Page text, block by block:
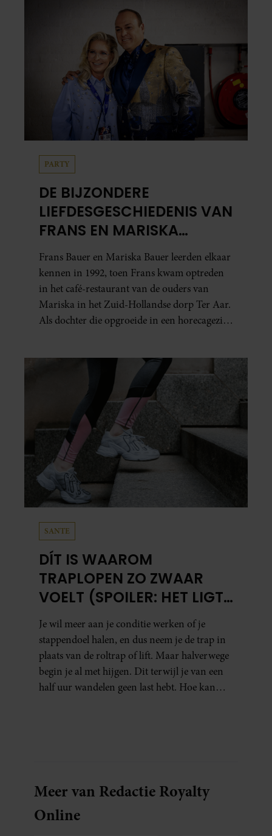
PARTY
DE BIJZONDERE
LIEFDESGESCHIEDENIS VAN
FRANS EN MARISKA
BAUER: OOK IN BED
ELKAARS EERSTE
Frans Bauer en Mariska Bauer leerden elkaar
kennen in 1992, toen Frans kwam optreden
in het café-restaurant van de ouders van
Mariska in het Zuid-Hollandse dorp Ter Aar.
Als dochter die opgroeide in een horecagezin
SANTE
DÍT IS WAAROM
TRAPLOPEN ZO ZWAAR
VOELT (SPOILER: HET LIGT
NIET AAN JE CONDITIE)
Je wil meer aan je conditie werken of je
stappendoel halen, en dus neem je de trap in
plaats van de roltrap of lift. Maar halverwege
begin je al met hijgen. Dit terwijl je van een
half uur wandelen geen last hebt. Hoe kan
Meer van Redactie Royalty
Online